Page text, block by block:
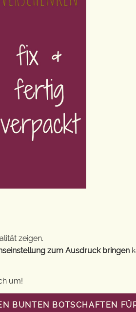
zeigen.
zum Ausdruck bringen
um!
BUNTEN BOTSCHAFTEN